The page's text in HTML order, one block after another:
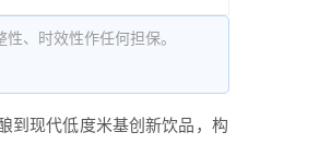
、时效性作任何担保。
现代低度米基创新饮品，构